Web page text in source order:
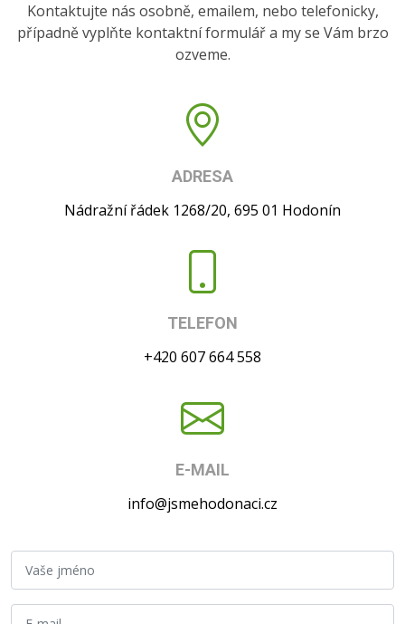
Kontaktujte nás osobně, emailem, nebo telefonicky,
případně vyplňte kontaktní formulář a my se Vám brzo
ozveme.
ADRESA
Nádražní řádek 1268/20, 695 01 Hodonín
TELEFON
+420 607 664 558
E-MAIL
info@jsmehodonaci.cz